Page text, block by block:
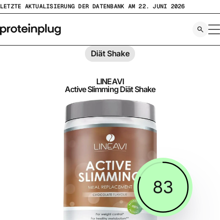
Zum
springen
LETZTE AKTUALISIERUNG DER DATENBANK AM 22. JUNI 2026
Diät Shake
LINEAVI
Active Slimming Diät Shake
83